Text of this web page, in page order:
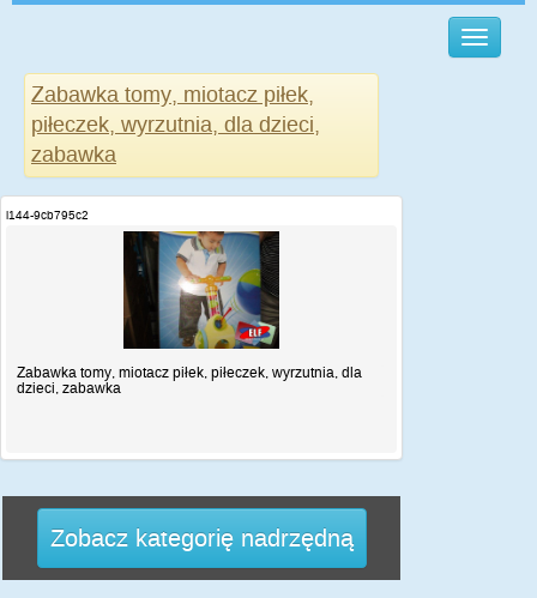
Zabawka tomy, miotacz piłek,
piłeczek, wyrzutnia, dla dzieci,
zabawka
i144-9cb795c2
Zabawka tomy, miotacz piłek, piłeczek, wyrzutnia, dla
dzieci, zabawka
Zobacz kategorię nadrzędną